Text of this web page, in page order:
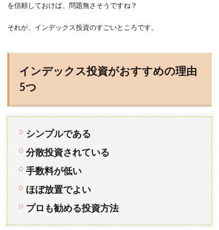
を信頼しておけば、問題無さそうですね？
それが、インデックス投資のすごいところです。
インデックス投資がおすすめの理由
5つ
シンプルである
分散投資されている
手数料が低い
ほぼ放置でよい
プロも勧める投資方法